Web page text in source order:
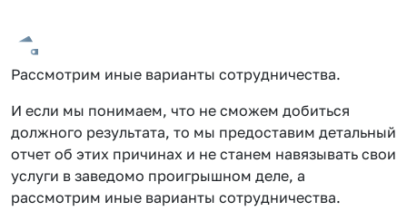
Рассмотрим иные варианты сотрудничества.
И если мы понимаем, что не сможем добиться
должного результата, то мы предоставим детальный
отчет об этих причинах и не станем навязывать свои
услуги в заведомо проигрышном деле, а
рассмотрим иные варианты сотрудничества.